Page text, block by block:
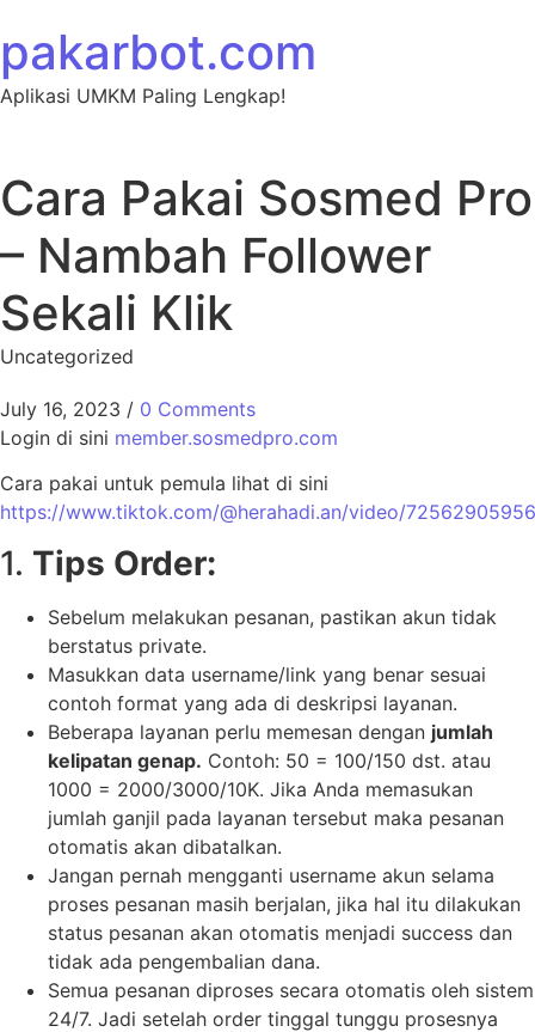
pakarbot.com
Aplikasi UMKM Paling Lengkap!
Cara Pakai Sosmed Pro
– Nambah Follower
Sekali Klik
Uncategorized
July 16, 2023 / 0 Comments
Login di sini member.sosmedpro.com
Cara pakai untuk pemula lihat di sini
https://www.tiktok.com/@herahadi.an/video/
1. Tips Order:
Sebelum melakukan pesanan, pastikan akun tidak
berstatus private.
Masukkan data username/link yang benar sesuai
contoh format yang ada di deskripsi layanan.
Beberapa layanan perlu memesan dengan jumlah
kelipatan genap. Contoh: 50 = 100/150 dst. atau
1000 = 2000/3000/10K. Jika Anda memasukan
jumlah ganjil pada layanan tersebut maka pesanan
otomatis akan dibatalkan.
Jangan pernah mengganti username akun selama
proses pesanan masih berjalan, jika hal itu dilakukan
status pesanan akan otomatis menjadi success dan
tidak ada pengembalian dana.
Semua pesanan diproses secara otomatis oleh sistem
24/7. Jadi setelah order tinggal tunggu prosesnya